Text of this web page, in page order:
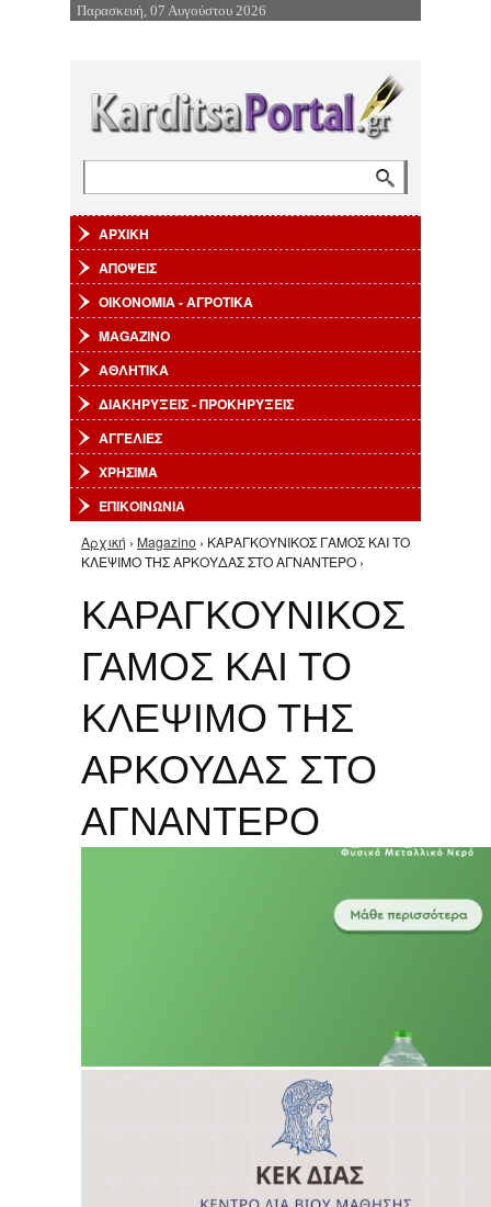
Επιστροφή στην Πλοήγηση
Παρασκευή, 07 Αυγούστου 2026
ΑΡΧΙΚΗ
ΑΠΟΨΕΙΣ
ΟΙΚΟΝΟΜΙΑ - ΑΓΡΟΤΙΚΑ
MAGAZINO
ΑΘΛΗΤΙΚΑ
ΔΙΑΚΗΡΥΞΕΙΣ - ΠΡΟΚΗΡΥΞΕΙΣ
ΑΓΓΕΛΙΕΣ
ΧΡΗΣΙΜΑ
ΕΠΙΚΟΙΝΩΝΙΑ
Είστε εδώ
Αρχική › Magazino › ΚΑΡΑΓΚΟΥΝΙΚΟΣ ΓΑΜΟΣ ΚΑΙ ΤΟ
ΚΛΕΨΙΜΟ ΤΗΣ ΑΡΚΟΥΔΑΣ ΣΤΟ ΑΓΝΑΝΤΕΡΟ ›
ΚΑΡΑΓΚΟΥΝΙΚΟΣ
ΓΑΜΟΣ ΚΑΙ ΤΟ
ΚΛΕΨΙΜΟ ΤΗΣ
ΑΡΚΟΥΔΑΣ ΣΤΟ
ΑΓΝΑΝΤΕΡΟ